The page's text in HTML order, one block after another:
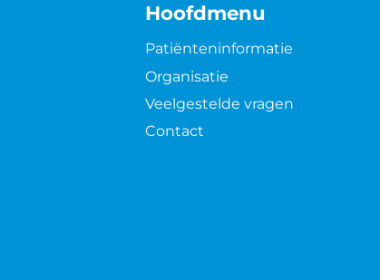
Hoofdmenu
Patiënteninformatie
Organisatie
Veelgestelde vragen
Contact